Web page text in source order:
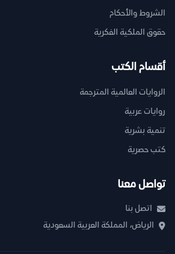
الشروط والأحكام
حقوق الملكية الفكرية
أقسام الكتب
الروايات العالمية المترجمة
روايات عربية
تنمية بشرية
كتب حصرية
تواصل معنا
اتصل بنا
الرياض، المملكة العربية السعودية